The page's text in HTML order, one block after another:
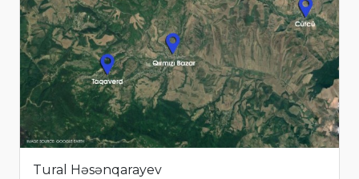
Tural Həsənqarayev